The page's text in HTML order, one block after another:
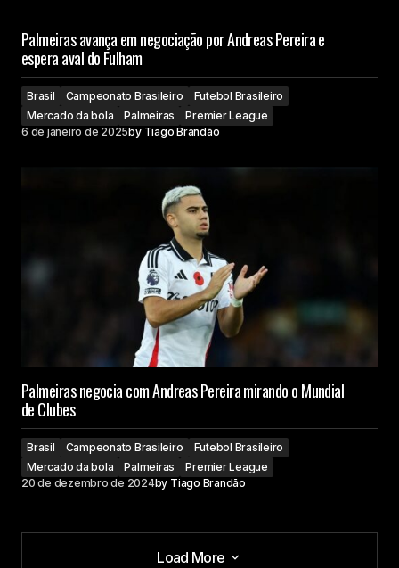
Palmeiras avança em negociação por Andreas Pereira e
espera aval do Fulham
Brasil Campeonato Brasileiro
Futebol Brasileiro
Mercado da bola
Palmeiras
Premier League
6 de janeiro de 2025by Tiago Brandão
Palmeiras negocia com Andreas Pereira mirando o Mundial
de Clubes
Brasil Campeonato Brasileiro
Futebol Brasileiro
Mercado da bola
Palmeiras
Premier League
20 de dezembro de 2024by Tiago Brandão
Load More